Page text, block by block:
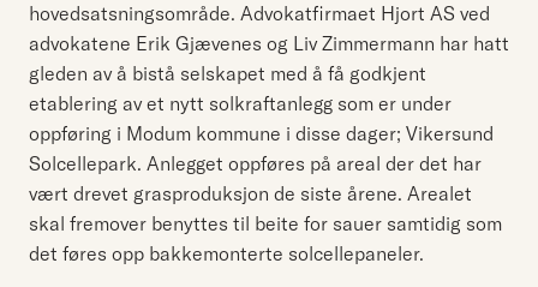
hovedsatsningsområde. Advokatfirmaet Hjort AS ved
advokatene Erik Gjævenes og Liv Zimmermann har hatt
gleden av å bistå selskapet med å få godkjent
etablering av et nytt solkraftanlegg som er under
oppføring i Modum kommune i disse dager; Vikersund
Solcellepark. Anlegget oppføres på areal der det har
vært drevet grasproduksjon de siste årene. Arealet
skal fremover benyttes til beite for sauer samtidig som
det føres opp bakkemonterte solcellepaneler.